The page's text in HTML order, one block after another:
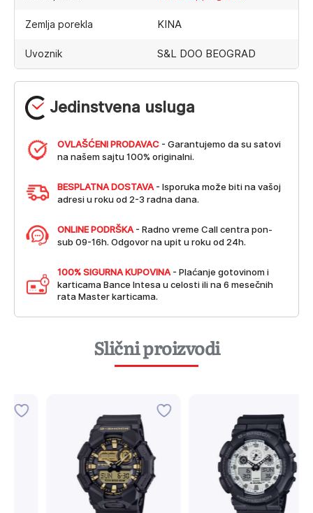
Jedinstvena usluga
OVLAŠĆENI PRODAVAC - Garantujemo da su satovi
na našem sajtu 100% originalni.
BESPLATNA DOSTAVA - Isporuka može biti na vašoj
adresi u roku od 2-3 radna dana.
ONLINE PODRŠKA - Radno vreme Call centra pon-
sub 09-16h. Odgovor na upit u roku od 24h.
100% SIGURNA KUPOVINA - Plaćanje gotovinom i
karticama Bance Intesa u celosti ili na 6 mesečnih
rata Master karticama.
Zemlja porekla KINA
Uvoznik S&L DOO BEOGRAD
Slični proizvodi